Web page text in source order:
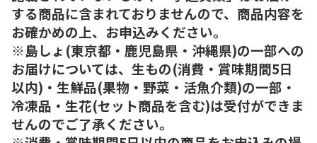
する商品に含まれておりませんので、商品内容を
お確かめの上、お申込みください。
※島しょ(東京都・鹿児島県・沖縄県)の一部への
お届けについては、生もの(消費・賞味期間5日
以内)・生鮮品(果物・野菜・活魚介類)の一部・
冷凍品・生花(セット商品を含む)は受付ができま
せんのでご了承ください。